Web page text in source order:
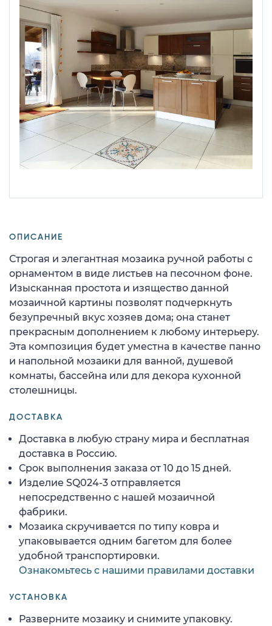
ОПИСАНИЕ
Строгая и элегантная мозаика ручной работы с
орнаментом в виде листьев на песочном фоне.
Изысканная простота и изящество данной
мозаичной картины позволят подчеркнуть
безупречный вкус хозяев дома; она станет
прекрасным дополнением к любому интерьеру.
Эта композиция будет уместна в качестве панно
и напольной мозаики для ванной, душевой
комнаты, бассейна или для декора кухонной
столешницы.
ДОСТАВКА
Доставка в любую страну мира и бесплатная
доставка в Россию.
Срок выполнения заказа от 10 до 15 дней.
Изделие SQ024-3 отправляется
непосредственно с нашей мозаичной
фабрики.
Мозаика скручивается по типу ковра и
упаковывается одним багетом для более
удобной транспортировки.
Ознакомьтесь с нашими правилами доставки
УСТАНОВКА
Разверните мозаику и снимите упаковку.